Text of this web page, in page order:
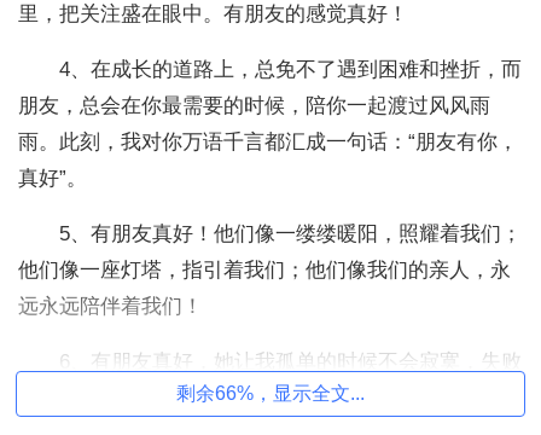
里，把关注盛在眼中。有朋友的感觉真好！
4、在成长的道路上，总免不了遇到困难和挫折，而
朋友，总会在你最需要的时候，陪你一起渡过风风雨
雨。此刻，我对你万语千言都汇成一句话：“朋友有你，
真好”。
5、有朋友真好！他们像一缕缕暖阳，照耀着我们；
他们像一座灯塔，指引着我们；他们像我们的亲人，永
远永远陪伴着我们！
6、有朋友真好，她让我孤单的时候不会寂寞，失败
的时候让我坚强，为难的时候不会彷徨。有朋友，真
剩余66%，显示全文...